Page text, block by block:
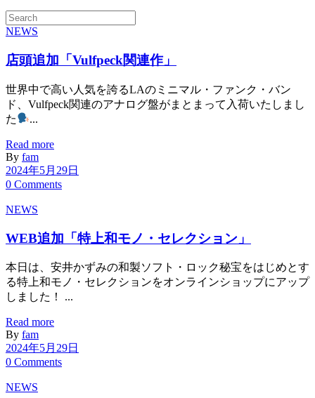
NEWS
店頭追加「Vulfpeck関連作」
世界中で高い人気を誇るLAのミニマル・ファンク・バン
ド、Vulfpeck関連のアナログ盤がまとまって入荷いたしまし
た
...
Read more
By fam
2024年5月29日
0 Comments
NEWS
WEB追加「特上和モノ・セレクション」
本日は、安井かずみの和製ソフト・ロック秘宝をはじめとす
る特上和モノ・セレクションをオンラインショップにアップ
しました！ ...
Read more
By fam
2024年5月29日
0 Comments
NEWS